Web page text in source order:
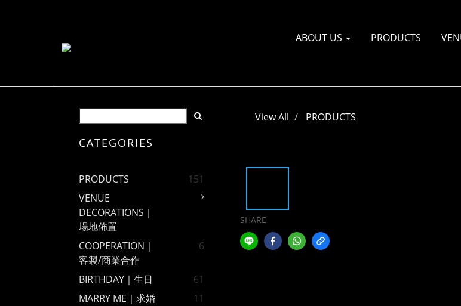
ABOUT US PRODUCTS
CATEGORIES
PRODUCTS
151
VENUE
DECORATIONS｜
場地佈置
COOPERATION｜
客製/商業合作
6
BIRTHDAY｜生日
61
MARRY ME｜求婚
11
View All PRODUCTS
SHARE